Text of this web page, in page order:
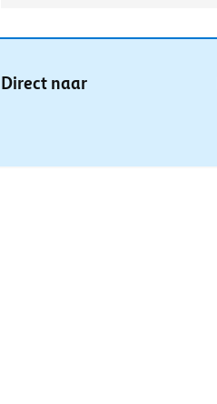
Direct naar